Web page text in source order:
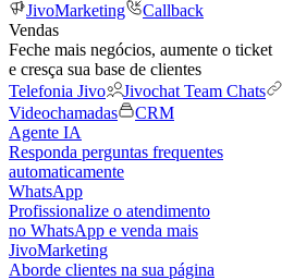
JivoMarketing
Callback
Vendas
Feche mais negócios, aumente o ticket
e cresça sua base de clientes
Telefonia Jivo
Jivochat Team Chats
Videochamadas
CRM
Agente IA
Responda perguntas frequentes
automaticamente
WhatsApp
Profissionalize o atendimento
no WhatsApp e venda mais
JivoMarketing
Aborde clientes na sua página